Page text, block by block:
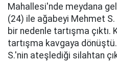
Mahallesi'nde meydana
(24) ile ağabeyi Mehmet
bir nedenle tartışma çıktı.
tartışma kavgaya
S.'nin ateşlediği silahtan